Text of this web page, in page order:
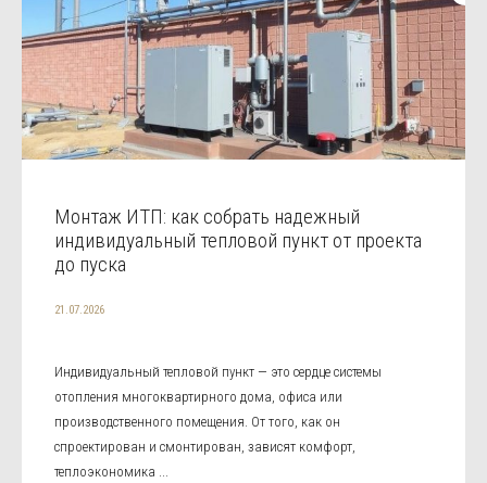
Монтаж ИТП: как собрать надежный
индивидуальный тепловой пункт от проекта
до пуска
21.07.2026
Индивидуальный тепловой пункт — это сердце системы
отопления многоквартирного дома, офиса или
производственного помещения. От того, как он
спроектирован и смонтирован, зависят комфорт,
теплоэкономика ...